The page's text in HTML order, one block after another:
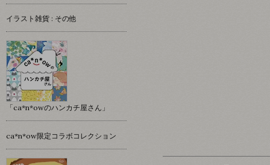
イラスト雑貨 : その他
「ca*n*owのハンカチ屋さん」
ca*n*ow限定コラボコレクション